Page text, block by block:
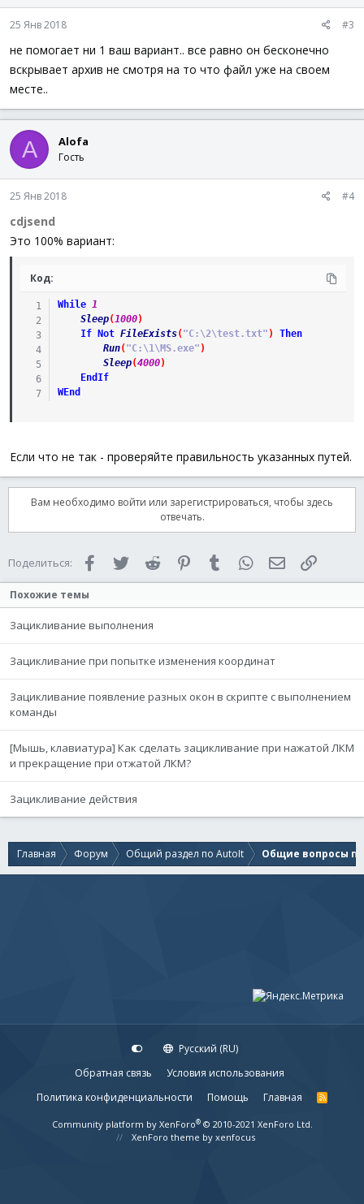
25 Янв 2018 #3
не помогает ни 1 ваш вариант.. все равно он бесконечно
вскрывает архив не смотря на то что файл уже на своем
месте..
A Alofa
Гость
25 Янв 2018 #4
cdjsend
Это 100% вариант:
Код:
While 1
Sleep(1000)
If
Not FileExists( "C:\2\test.txt" )
Then
Run( "C:\1\MS.exe" )
Sleep(4000)
EndIf
WEnd
Если что не так - проверяйте правильность указанных путей.
Вам необходимо войти или зарегистрироваться, чтобы здесь
отвечать.
Поделиться: FacebookTwitter Reddit PinterestTumblr WhatsAppЭлектронная
Похожие темы
Зацикливание выполнения
Зацикливание при попытке изменения координат
Зацикливание появление разных окон в скрипте с выполнением
команды
[Мышь, клавиатура] Как сделать зацикливание при нажатой ЛКМ
и прекращение при отжатой ЛКМ?
Зацикливание действия
Главная Форум Общий раздел по AutoIt Общие вопросы
Русский (RU)
Обратная связь
Условия использования
Политика конфиденциальности
Помощь Главная
R
S
Community platform by XenForo® © 2010-2021 XenForo Ltd.
XenForo theme by xenfocus